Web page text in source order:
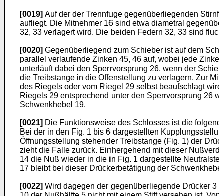
[0019] Auf der der Trennfuge gegenüberliegenden
aufliegt. Die Mitnehmer 16 sind etwa diametral
32, 33 verlagert wird. Die beiden Federn 32, 33 sind
[0020] Gegenüberliegend zum Schieber ist auf dem
parallel verlaufende Zinken 45, 46 auf, wobei jede
unterläuft dabei den Sperrvorsprung 26, wenn der
die Treibstange in die Offenstellung zu verlagern. Zur
des Riegels oder vom Riegel 29 selbst beaufschlagt
Riegels 29 entsprechend unter den Sperrvorsprung
Schwenkhebel 19.
[0021] Die Funktionsweise des Schlosses ist die
Bei der in den Fig. 1 bis 6 dargestellten
Öffnungsstellung stehender Treibstange (Fig. 1) der
zieht die Falle zurück. Einhergehend mit dieser
14 die Nuß wieder in die in Fig. 1 dargestellte
17 bleibt bei dieser Drückerbetätigung der
[0022] Wird dagegen der gegenüberliegende Drücker